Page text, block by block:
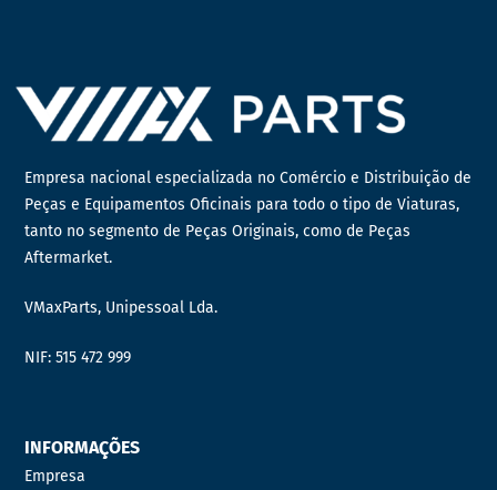
Empresa nacional especializada no Comércio e Distribuição de
Peças e Equipamentos Oficinais para todo o tipo de Viaturas,
tanto no segmento de Peças Originais, como de Peças
Aftermarket.
VMaxParts, Unipessoal Lda.
NIF: 515 472 999
INFORMAÇÕES
Empresa